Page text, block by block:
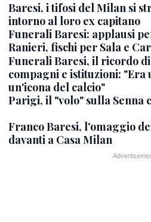
Baresi, i tifosi del Milan si
intorno al loro ex capitano
Funerali Baresi: applausi
Ranieri, fischi per Sala e
Funerali Baresi, il ricordo
compagni e istituzioni: "Era
un'icona del calcio"
Parigi, il "volo" sulla Senna
Franco Baresi, l'omaggio
davanti a Casa Milan